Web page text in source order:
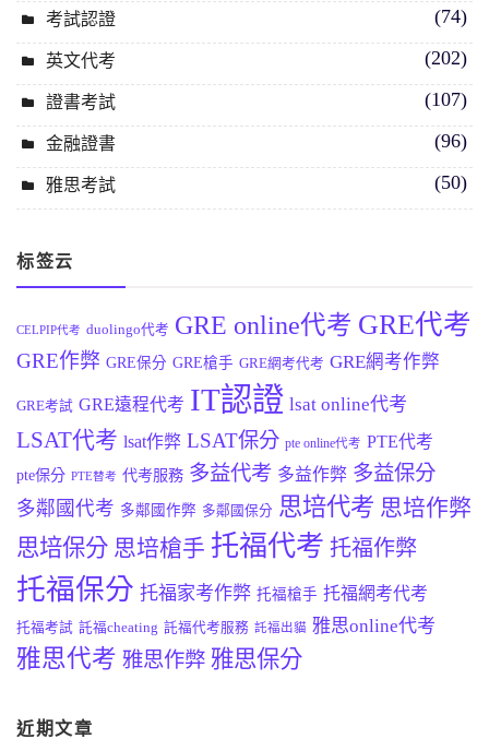
考試認證 (74)
英文代考 (202)
證書考試 (107)
金融證書 (96)
雅思考試 (50)
标签云
CELPIP代考 duolingo代考 GRE online代考 GRE代考
GRE作弊 GRE保分 GRE槍手 GRE網考代考 GRE網考作弊
GRE考試 GRE遠程代考 IT認證 lsat online代考
LSAT代考 lsat作弊 LSAT保分 pte online代考 PTE代考
pte保分 PTE替考 代考服務 多益代考 多益作弊 多益保分
多鄰國代考 多鄰國作弊 多鄰國保分 思培代考 思培作弊
思培保分 思培槍手 托福代考 托福作弊
托福保分 托福家考作弊 托福槍手 托福網考代考
托福考試 託福cheating 託福代考服務 託福出貓 雅思online代考
雅思代考 雅思作弊 雅思保分
近期文章